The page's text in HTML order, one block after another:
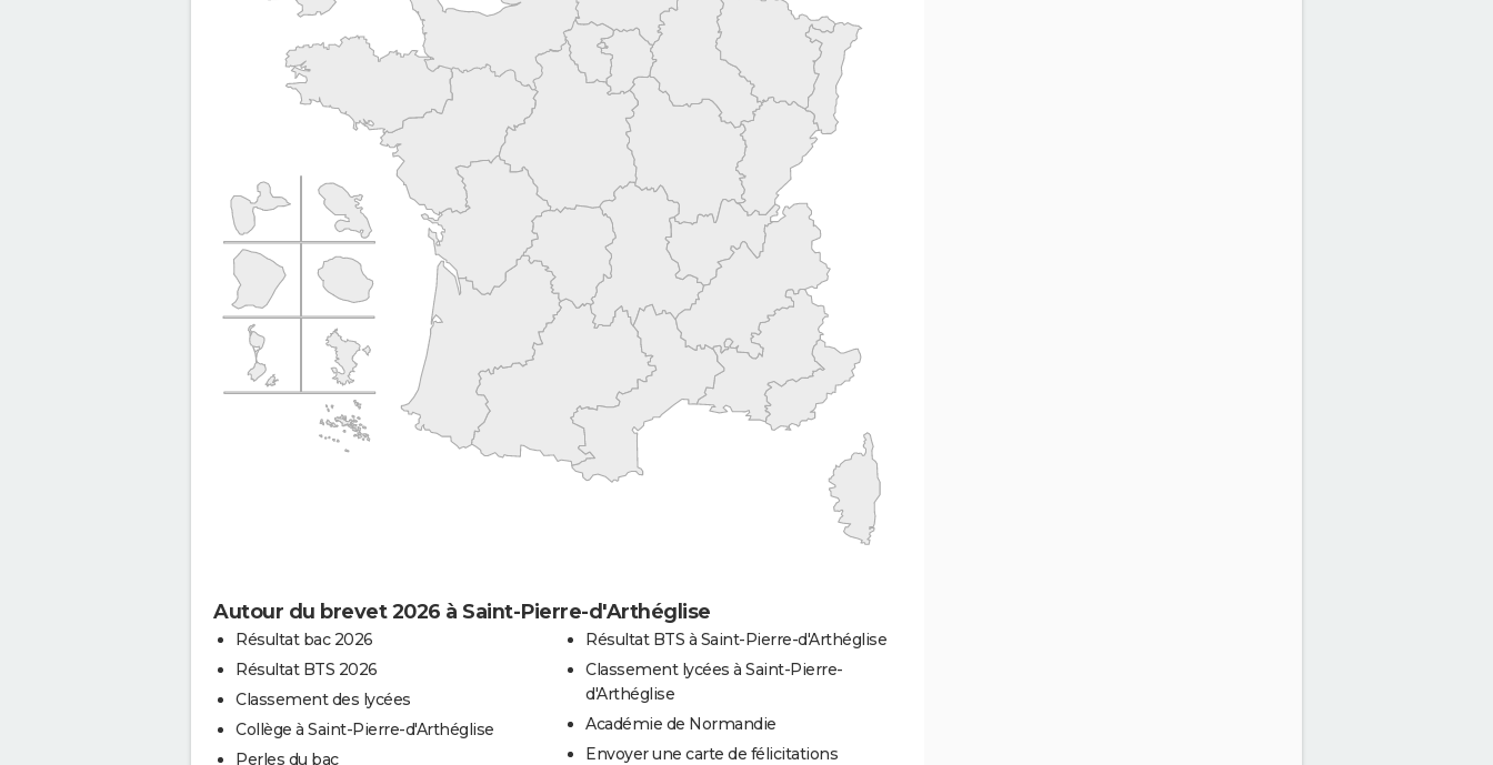
Autour du brevet 2026 à Saint-Pierre-d'Arthéglise
Résultat bac 2026
Résultat BTS 2026
Classement des lycées
Collège à Saint-Pierre-d'Arthéglise
Perles du bac
Résultat BTS à Saint-Pierre-d'Arthéglise
Classement lycées à Saint-Pierre-
d'Arthéglise
Académie de Normandie
Envoyer une carte de félicitations